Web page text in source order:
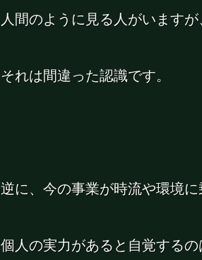
人間のように見る人がいますが
それは間違った認識です。
逆に、今の事業が時流や環境に
個人の実力があると自覚するの